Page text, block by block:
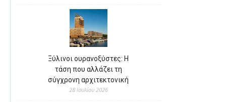
Ξύλινοι ουρανοξύστες: Η
τάση που αλλάζει τη
σύγχρονη αρχιτεκτονική
28 Ιουλίου 2026